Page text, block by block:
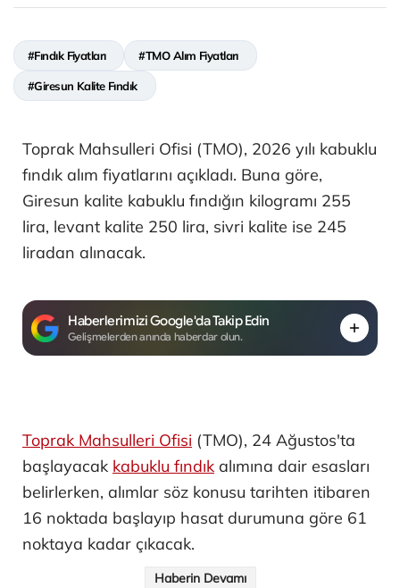
#Fındık Fiyatları #TMO Alım Fiyatları
#Giresun Kalite Fındık
Toprak Mahsulleri Ofisi (TMO), 2026 yılı kabuklu
fındık alım fiyatlarını açıkladı. Buna göre,
Giresun kalite kabuklu fındığın kilogramı 255
lira, levant kalite 250 lira, sivri kalite ise 245
liradan alınacak.
Haberlerimizi Google'da Takip Edin
Gelişmelerden anında haberdar olun.
Toprak Mahsulleri Ofisi (TMO), 24 Ağustos'ta
başlayacak kabuklu fındık alımına dair esasları
belirlerken, alımlar söz konusu tarihten itibaren
16 noktada başlayıp hasat durumuna göre 61
noktaya kadar çıkacak.
Haberin Devamı